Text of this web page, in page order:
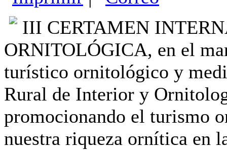
III CERTAMEN
ORNITOLÓGICA, en el
turístico ornitológico y
Rural de Interior y
promocionando el turismo
nuestra riqueza ornítica en